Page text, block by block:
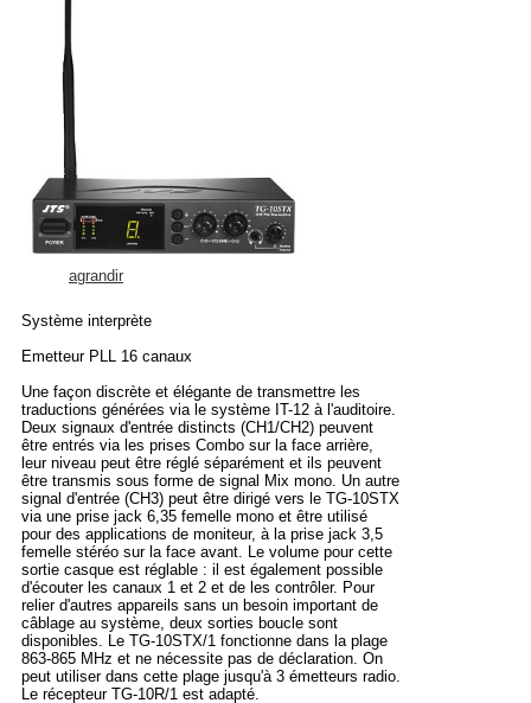
agrandir
Système interprète
Emetteur PLL 16 canaux
Une façon discrète et élégante de transmettre les
traductions générées via le système IT-12 à l'auditoire.
Deux signaux d'entrée distincts (CH1/CH2) peuvent
être entrés via les prises Combo sur la face arrière,
leur niveau peut être réglé séparément et ils peuvent
être transmis sous forme de signal Mix mono. Un autre
signal d'entrée (CH3) peut être dirigé vers le TG-10STX
via une prise jack 6,35 femelle mono et être utilisé
pour des applications de moniteur, à la prise jack 3,5
femelle stéréo sur la face avant. Le volume pour cette
sortie casque est réglable : il est également possible
d'écouter les canaux 1 et 2 et de les contrôler. Pour
relier d'autres appareils sans un besoin important de
câblage au système, deux sorties boucle sont
disponibles. Le TG-10STX/1 fonctionne dans la plage
863-865 MHz et ne nécessite pas de déclaration. On
peut utiliser dans cette plage jusqu'à 3 émetteurs radio.
Le récepteur TG-10R/1 est adapté.